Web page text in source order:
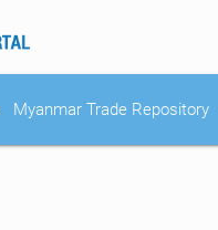
Myanmar Trade Repository